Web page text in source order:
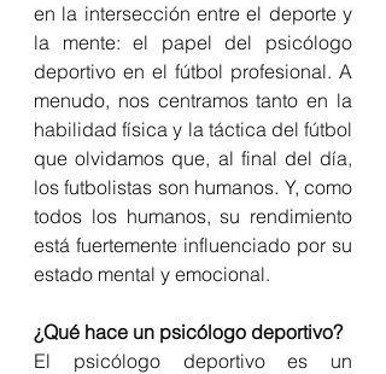
en la intersección entre el deporte y
la mente: el papel del psicólogo
deportivo en el fútbol profesional. A
menudo, nos centramos tanto en la
habilidad física y la táctica del fútbol
que olvidamos que, al final del día,
los futbolistas son humanos. Y, como
todos los humanos, su rendimiento
está fuertemente influenciado por su
estado mental y emocional.
¿Qué hace un psicólogo deportivo?
El psicólogo deportivo es un